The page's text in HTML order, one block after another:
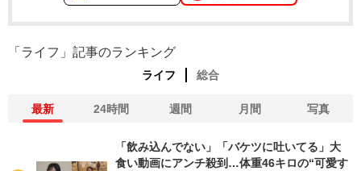
「ライフ」記事のランキング
ライフ 総合
最新 24時間 週間 月間 写真
「飲み込んでない」「バケツに吐いてる」大
食い動画にアンチ殺到…体重46キロの“可愛す